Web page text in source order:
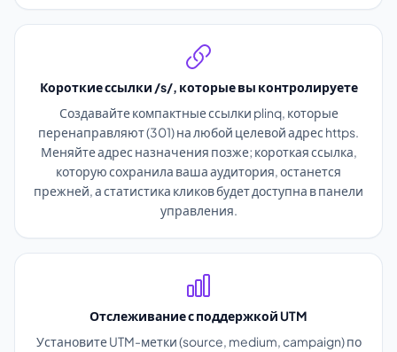
Короткие ссылки /s/, которые вы контролируете
Создавайте компактные ссылки plinq, которые
перенаправляют (301) на любой целевой адрес https.
Меняйте адрес назначения позже; короткая ссылка,
которую сохранила ваша аудитория, останется
прежней, а статистика кликов будет доступна в панели
управления.
Отслеживание с поддержкой UTM
Установите UTM-метки (source, medium, campaign) по